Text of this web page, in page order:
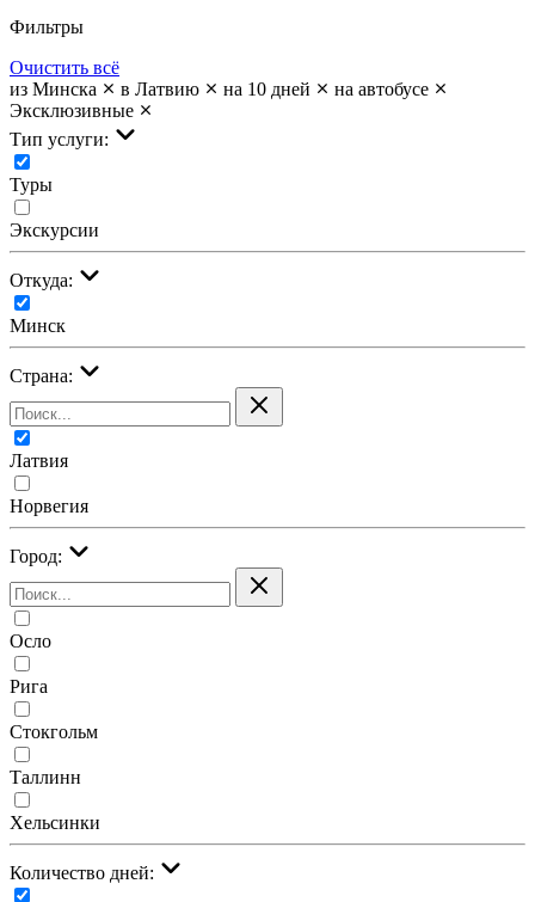
Фильтры
Очистить всё
из Минска
в Латвию на 10 дней
на автобусе
Эксклюзивные
Тип услуги:
Туры
Экскурсии
Откуда:
Минск
Страна:
Латвия
Норвегия
Город:
Осло
Рига
Стокгольм
Таллинн
Хельсинки
Количество дней: